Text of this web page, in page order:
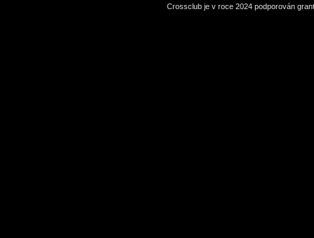
Crossclub je v roce 2024 podporován